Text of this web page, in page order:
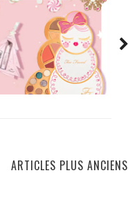
ARTICLES PLUS ANCIENS